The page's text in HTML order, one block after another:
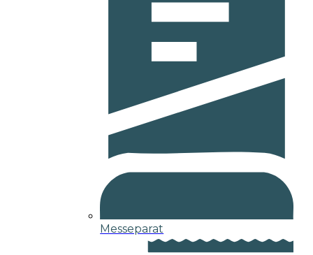
Messeparat